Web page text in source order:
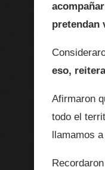
pretendan
eso,
Afirmaron
todo el
llamamos